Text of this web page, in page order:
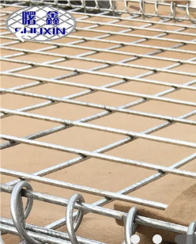
À
LA
MAISON
PRODUITS
À
KN
Wire
Mesh
Co.,
Ltd..
All
Rights
Reserved.